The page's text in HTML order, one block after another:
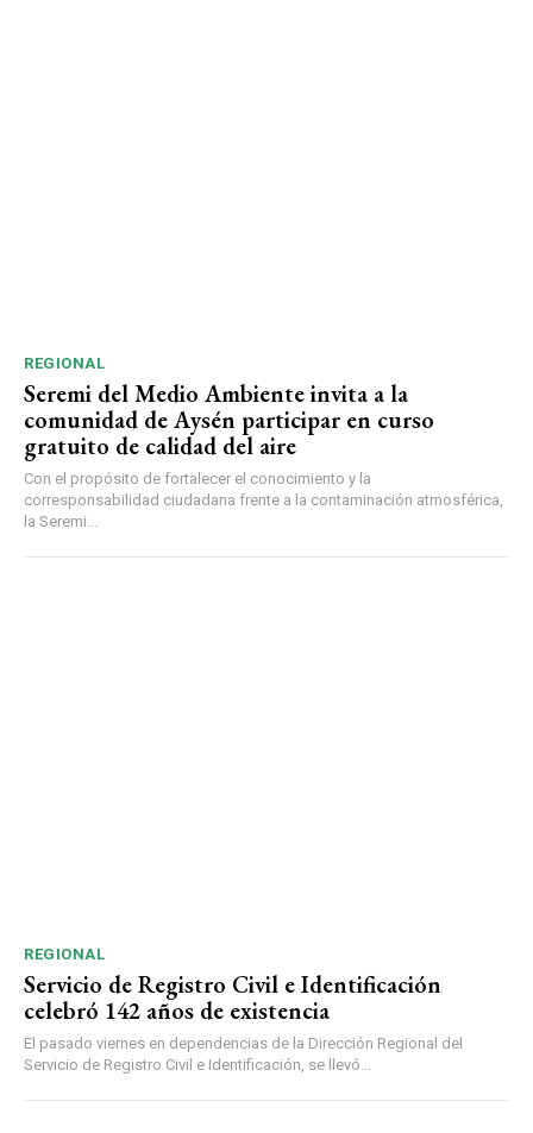
REGIONAL
Seremi del Medio Ambiente invita a la
comunidad de Aysén participar en curso
gratuito de calidad del aire
Con el propósito de fortalecer el conocimiento y la
corresponsabilidad ciudadana frente a la contaminación atmosférica,
la Seremi...
REGIONAL
Servicio de Registro Civil e Identificación
celebró 142 años de existencia
El pasado viernes en dependencias de la Dirección Regional del
Servicio de Registro Civil e Identificación, se llevó...